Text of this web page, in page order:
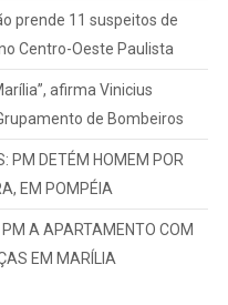
prende 11 suspeitos de
Centro-Oeste Paulista
afirma Vinicius
de Bombeiros
PM DETÉM HOMEM POR
EM POMPÉIA
A APARTAMENTO COM
EM MARÍLIA